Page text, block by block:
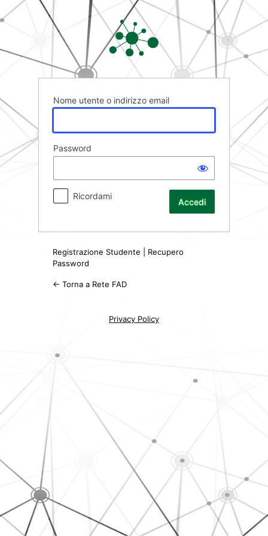
Accedi
Rete FAD
Nome utente o indirizzo email
Password
Ricordami
Registrazione Studente
Recupero
Password
← Torna a Rete FAD
Privacy Policy